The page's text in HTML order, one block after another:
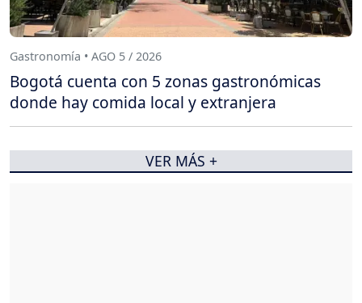
Gastronomía • AGO 5 / 2026
Bogotá cuenta con 5 zonas gastronómicas
donde hay comida local y extranjera
VER MÁS +